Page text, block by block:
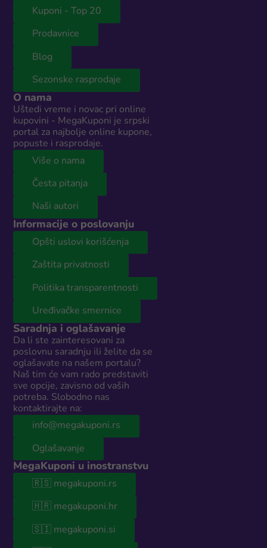
Kuponi - Top 20
Prodavnice
Blog
Sezonske rasprodaje
O nama
Uštedi vreme i novac pri online
kupovini - MegaKuponi je srpski
portal za najbolje online kupone,
popuste i rasprodaje.
Više o nama
Česta pitanja
Naši autori
Informacije o poslovanju
Opšti uslovi korišćenja
Zaštita privatnosti
Politika transparentnosti
Uređivačke smernice
Saradnja i oglašavanje
Da li ste zainteresovani za
poslovnu saradnju ili želite da se
oglašavate na našem portalu?
Naš tim će vam rado predstaviti
sve opcije, zavisno od vaših
potreba. Slobodno nas
kontaktirajte na:
info@megakuponi.rs
Oglašavanje
MegaKuponi u inostranstvu
🇷🇸 megakuponi.rs
🇭🇷 megakuponi.hr
🇸🇮 megakuponi.si